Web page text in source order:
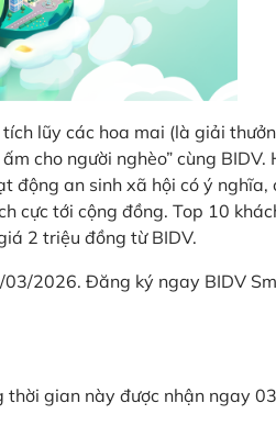
lũy các hoa mai (là giải
cho người nghèo” cùng
động an sinh xã hội có ý nghĩa,
cực tới cộng đồng. Top 10
2 triệu đồng từ BIDV.
2026. Đăng ký ngay BIDV
gian này được nhận ngay